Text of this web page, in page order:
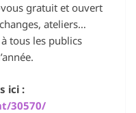
gratuit et ouvert
ateliers…
tous les publics
ici :
30570/